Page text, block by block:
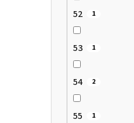
52 1
53 1
54 2
55 1